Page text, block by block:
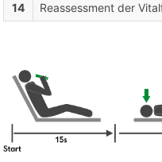
14
Reassessment der